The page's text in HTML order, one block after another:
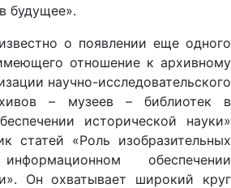
будущее».
о появлении еще одного
отношение к архивному
научно-исследовательского
– музеев – библиотек в
исторической науки»
статей «Роль изобразительных
обеспечении
Он охватывает широкий круг